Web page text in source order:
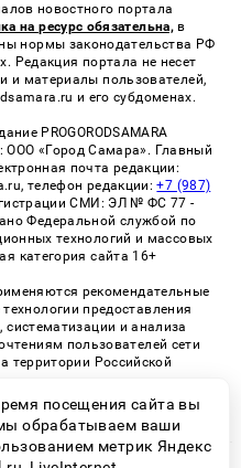
новостного портала
на ресурс обязательна, в
нормы законодательства РФ
Редакция портала не несет
и материалы пользователей,
и его субдоменах.
PROGORODSAMARA
«Город Самара». Главный
почта редакции:
телефон редакции:+7 (987)
СМИ: ЭЛ № ФС 77 -
Федеральной службой по
технологий и массовых
категория сайта 16+
рекомендательные
предоставления
и анализа
пользователей сети
территории Российской
рекомендательных
обменной сети
«СМИ2» (PDF)
посещения сайта вы
обрабатываем ваши
метрик Яндекс